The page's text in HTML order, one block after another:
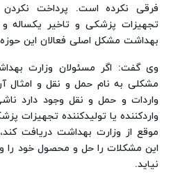
فرقی نکرده است. پرداخت
تجهیزات پزشکی و تاخیر یکساله
بهداشت مشکل اصلی فعالان این
وی گفت: اگر مسئولان وزارت
مشکلی به نام حمل و نقل و امثال
واردات و حمل و نقل وجود دارد
واردکننده یا تولیدکننده
موقع از وزارت بهداشت دریافت
این مشکلات را حل و محصول خود را
نیاید.